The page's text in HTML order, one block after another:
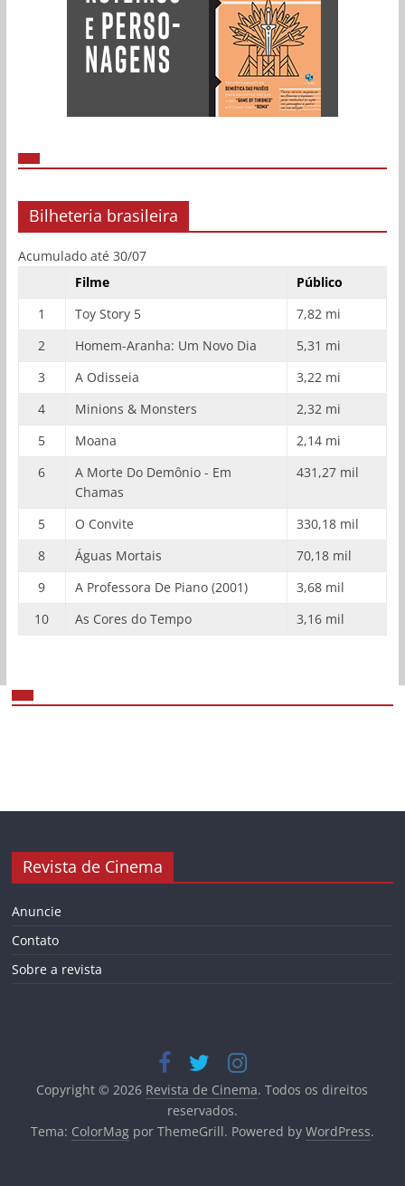
Bilheteria brasileira
Acumulado até 30/07
Filme
Público
1
Toy Story 5
7,82 mi
2
Homem-Aranha: Um Novo Dia
5,31 mi
3
A Odisseia
3,22 mi
4
Minions & Monsters
2,32 mi
5
Moana
2,14 mi
6
A Morte Do Demônio - Em
Chamas
431,27 mil
5 O Convite
330,18 mil
8
Águas Mortais
70,18 mil
9
A Professora De Piano (2001)
3,68 mil
10
As Cores do Tempo 3,16 mil
Revista de Cinema
Anuncie
Contato
Sobre a revista
Copyright © 2026 Revista de Cinema. Todos os direitos
reservados.
Tema: ColorMagpor ThemeGrill. Powered by WordPress.